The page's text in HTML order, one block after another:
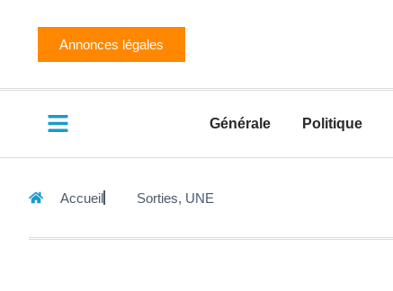
Annonces légales
Générale Politique
Accueil Sorties, UNE